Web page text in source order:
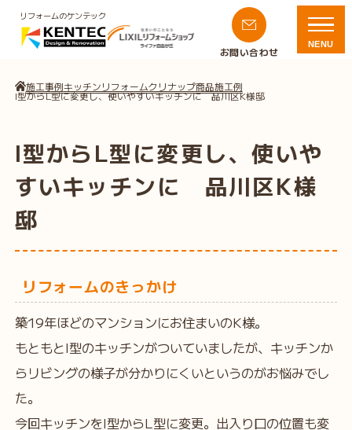
リフォームのケンテック
お問い合わせ
NENU
施工事例キッチンリフォームクリナップ商品施工例
I型からL型に変更し、使いやすいキッチンに 品川区K様邸
I型からL型に変更し、使いや
すいキッチンに 品川区K様
邸
リフォームのきっかけ
築19年ほどのマンションにお住まいのK様。
もともとI型のキッチンがついていましたが、キッチンか
らリビングの様子が分かりにくいというのがお悩みでし
た。
今回キッチンをI型からL型に変更。出入り口の位置も変